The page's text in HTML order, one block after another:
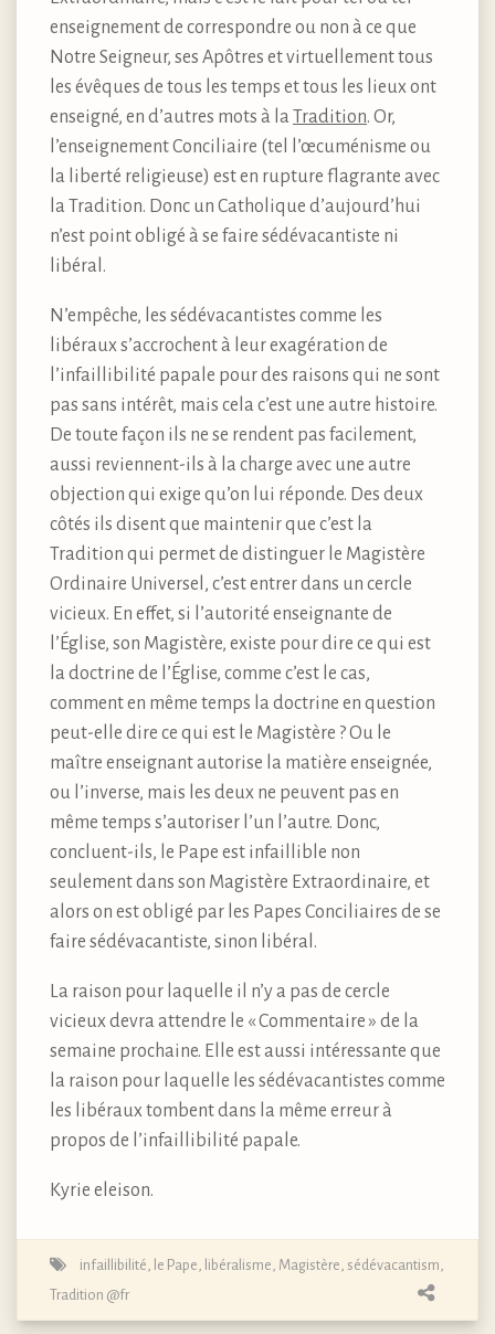
enseignement de correspondre ou non à ce que
Notre Seigneur, ses Apôtres et virtuellement tous
les évêques de tous les temps et tous les lieux ont
enseigné, en d’autres mots à la Tradition. Or,
l’enseignement Conciliaire (tel l’œcuménisme ou
la liberté religieuse) est en rupture flagrante avec
la Tradition. Donc un Catholique d’aujourd’hui
n’est point obligé à se faire sédévacantiste ni
libéral.
N’empêche, les sédévacantistes comme les
libéraux s’accrochent à leur exagération de
l’infaillibilité papale pour des raisons qui ne sont
pas sans intérêt, mais cela c’est une autre histoire.
De toute façon ils ne se rendent pas facilement,
aussi reviennent-ils à la charge avec une autre
objection qui exige qu’on lui réponde. Des deux
côtés ils disent que maintenir que c’est la
Tradition qui permet de distinguer le Magistère
Ordinaire Universel, c’est entrer dans un cercle
vicieux. En effet, si l’autorité enseignante de
l’Église, son Magistère, existe pour dire ce qui est
la doctrine de l’Église, comme c’est le cas,
comment en même temps la doctrine en question
peut-elle dire ce qui est le Magistère ? Ou le
maître enseignant autorise la matière enseignée,
ou l’inverse, mais les deux ne peuvent pas en
même temps s’autoriser l’un l’autre. Donc,
concluent-ils, le Pape est infaillible non
seulement dans son Magistère Extraordinaire, et
alors on est obligé par les Papes Conciliaires de se
faire sédévacantiste, sinon libéral.
La raison pour laquelle il n’y a pas de cercle
vicieux devra attendre le « Commentaire » de la
semaine prochaine. Elle est aussi intéressante que
la raison pour laquelle les sédévacantistes comme
les libéraux tombent dans la même erreur à
propos de l’infaillibilité papale.
Kyrie eleison.
infaillibilité le Pape libéralisme Magistère sédévacantism
Tradition @fr